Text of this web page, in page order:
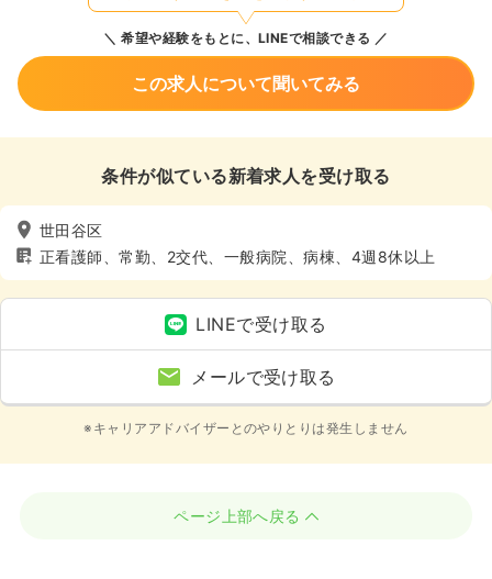
希望や経験をもとに、LINEで相談できる
この求人について聞いてみる
条件が似ている新着求人を受け取る
世田谷区
正看護師、常勤、2交代、一般病院、病棟、4週8休以上
LINEで受け取る
メールで受け取る
※キャリアアドバイザーとのやりとりは発生しません
ページ上部へ戻る